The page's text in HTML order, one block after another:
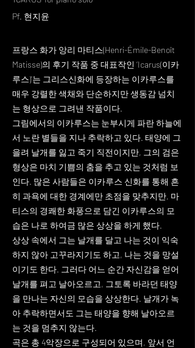
Pf. 현지윤
프랑스 화가 앙리 마티스(Henri-Émile-Benoît
Matisse)의 후기 작품 중 대표작인 ‘Icarus(이카
루스)’는 그리스신화에 등장하는 이카루스를
매우 강렬한 색채와 단순하지만 생동감 넘치
는 형상으로 그려낸 작품이다.
그림에서의 이카루스는 눈부시게 파란 하늘에
서 노란 별들을 지나 추락하고 있다. 태양에 그
을려 날개를 잃고 죽기 직전이지만, 그의 검은
형상은 마치 기쁨의 춤을 추고 있는 것처럼 보
인다. 많은 사람들은 이카루스 신화를 통해 흔
히 과욕에 대한 경계에만 초점을 맞추지만, 마
티스의 경쾌한 화풍으로 담긴 이카루스의 모
습은 나로 하여금 많은 상상을 하게 했다.
상상 속에서 그는 날개를 달고 나는 것이 익숙
하지 않아 고꾸라지기도 하고, 나는 것을 망설
이기도 한다. 그러다 어느 순간 자신감을 얻어
날개를 펴고 날아오르고, 그토록 바라던 태양
을 만나는 자신의 모습을 상상한다. 날개가 녹
아 추락하면서도 그는 태양을 향해 날아오르
는 것을 멈추지 않는다.
곡은 총 4악장으로 구성되어 있으며, 앞서 언